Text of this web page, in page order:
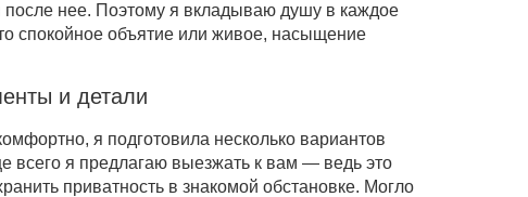
после нее. Поэтому я вкладываю душу в каждое
спокойное объятие или живое, насыщение
и детали
я подготовила несколько вариантов
всего я предлагаю выезжать к вам — ведь это
приватность в знакомой обстановке. Могло